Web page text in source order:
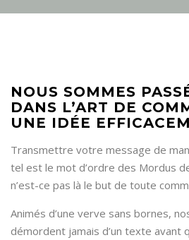
NOUS SOMMES
DANS L’ART DE
UNE IDÉE
Transmettre votre message de
tel est le mot d’ordre des Mordus
n’est-ce pas là le but de toute
Animés d’une verve sans bornes,
démordent jamais d’un texte avant